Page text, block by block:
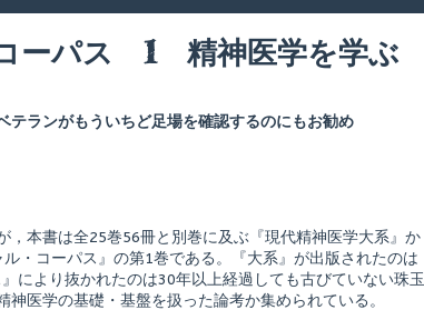
ーパス 1 精神医学を学ぶ
ランがもういちど足場を確認するのにもお勧め
本書は全25巻56冊と別巻に及ぶ『現代精神医学大系』か
・コーパス』の第1巻である。『大系』が出版されたのは
により抜かれたのは30年以上経過しても古びていない珠玉
医学の基礎・基盤を扱った論考か集められている。